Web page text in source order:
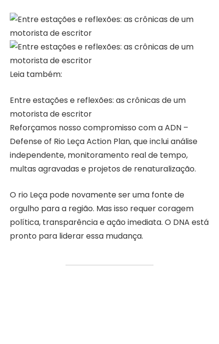
Leia também:
Entre estações e reflexões: as crônicas de um
motorista de escritor
Reforçamos nosso compromisso com a ADN –
Defense of Rio Leça Action Plan, que inclui análise
independente, monitoramento real de tempo,
multas agravadas e projetos de renaturalização.
O rio Leça pode novamente ser uma fonte de
orgulho para a região. Mas isso requer coragem
política, transparência e ação imediata. O DNA está
pronto para liderar essa mudança.